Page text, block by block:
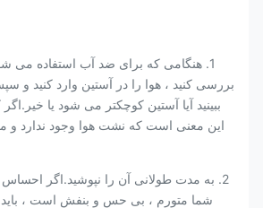
1. هنگامی که برای ضد آب استفاده می
بررسی کنید ، هوا را در آستین وارد کنید و
ببینید آیا آستین کوچکتر می شود یا
این معنی است که نشت هوا وجود ندارد و
2. به مدت طولانی آن را نپوشید.اگر
شما متورم ، بی حس و بنفش است ، باید